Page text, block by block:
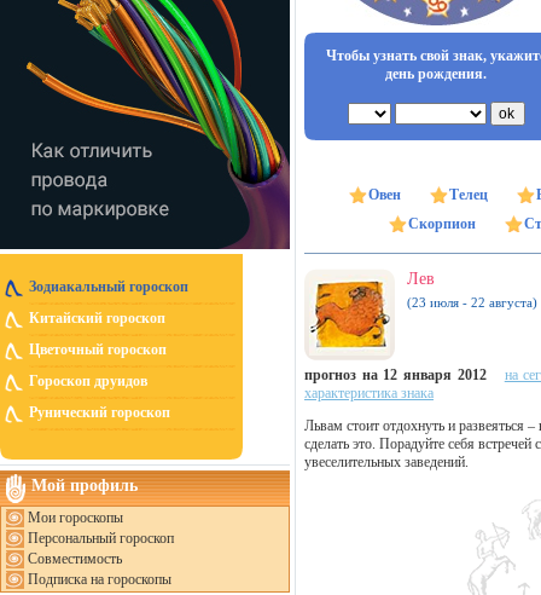
Зодиакальный гороскоп
Китайский гороскоп
Цветочный гороскоп
Гороскоп друидов
Рунический гороскоп
Мой профиль
Мои гороскопы
Персональный гороскоп
Совместимость
Подписка на гороскопы
Чтобы узнать свой знак,
день рождения.
Овен Телец
Скорпион
Лев
(23 июля - 22 августа)
прогноз на 12 января 2012
на
характеристика знака
Львам стоит отдохнуть и развеяться
сделать это. Порадуйте себя
увеселительных заведений.